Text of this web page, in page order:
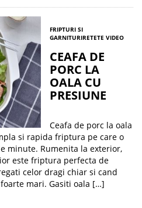
FRIPTURI SI
GARNITURIRETETE VIDEO
CEAFA DE
PORC LA
OALA CU
PRESIUNE
Ceafa de porc la oala
si rapida friptura pe care o
minute. Rumenita la exterior,
este friptura perfecta de
celor dragi chiar si cand
mari. Gasiti oala […]